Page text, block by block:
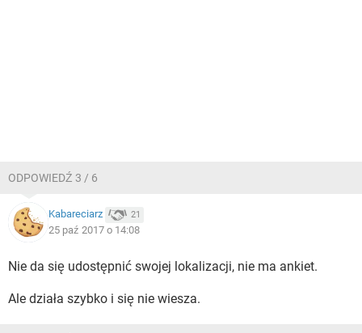
ODPOWIEDŹ 3 / 6
Kabareciarz 21
25 paź 2017 o 14:08
Nie da się udostępnić swojej lokalizacji, nie ma ankiet.
Ale działa szybko i się nie wiesza.